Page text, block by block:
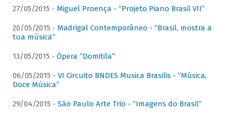
27/05/2015 - Miguel Proença - “Projeto Piano Brasil VII”
20/05/2015 - Madrigal Contemporâneo - “Brasil, mostra a
tua música”
13/05/2015 - Ópera “Domitila”
06/05/2015 - VI Circuito BNDES Musica Brasilis - “Música,
Doce Música”
29/04/2015 - São Paulo Arte Trio - “Imagens do Brasil”